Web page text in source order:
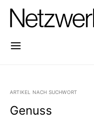
ARTIKEL NACH SUCHWORT
Genuss